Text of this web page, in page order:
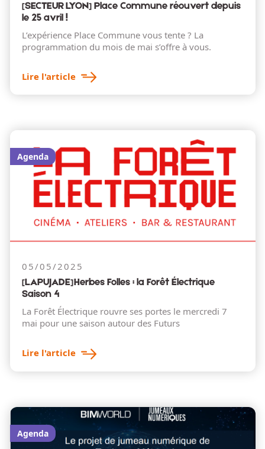
[SECTEUR LYON] Place Commune réouvert depuis
le 25 avril !
L’expérience Place Commune vous tente ? La
programmation du mois de mai s’offre à vous.
Lire l'article
Agenda
05/05/2025
[LAPUJADE] Herbes Folles : la Forêt Électrique
Saison 4
La Forêt Électrique rouvre ses portes le mercredi 7
mai pour une saison autour des Futurs
Lire l'article
Agenda